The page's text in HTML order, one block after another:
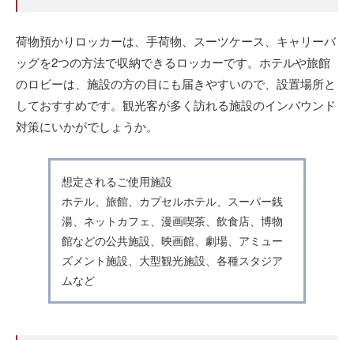
荷物預かりロッカーは、手荷物、スーツケース、キャリーバ
ッグを2つの方法で収納できるロッカーです。ホテルや旅館
のロビーは、施設の方の目にも届きやすいので、設置場所と
しておすすめです。観光客が多く訪れる施設のインバウンド
対策にいかがでしょうか。
想定されるご使用施設
ホテル、旅館、カプセルホテル、スーパー銭
湯、ネットカフェ、漫画喫茶、飲食店、博物
館などの公共施設、映画館、劇場、アミュー
ズメント施設、大型観光施設、各種スタジア
ムなど